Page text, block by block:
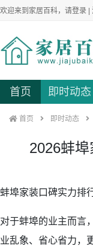
欢迎来到家居百科，请登录 |
首页 即时动态
首页 即时动态
2026蚌
蚌埠家装口碑实力排
对于蚌埠的业主而言
业乱象、省心省力，